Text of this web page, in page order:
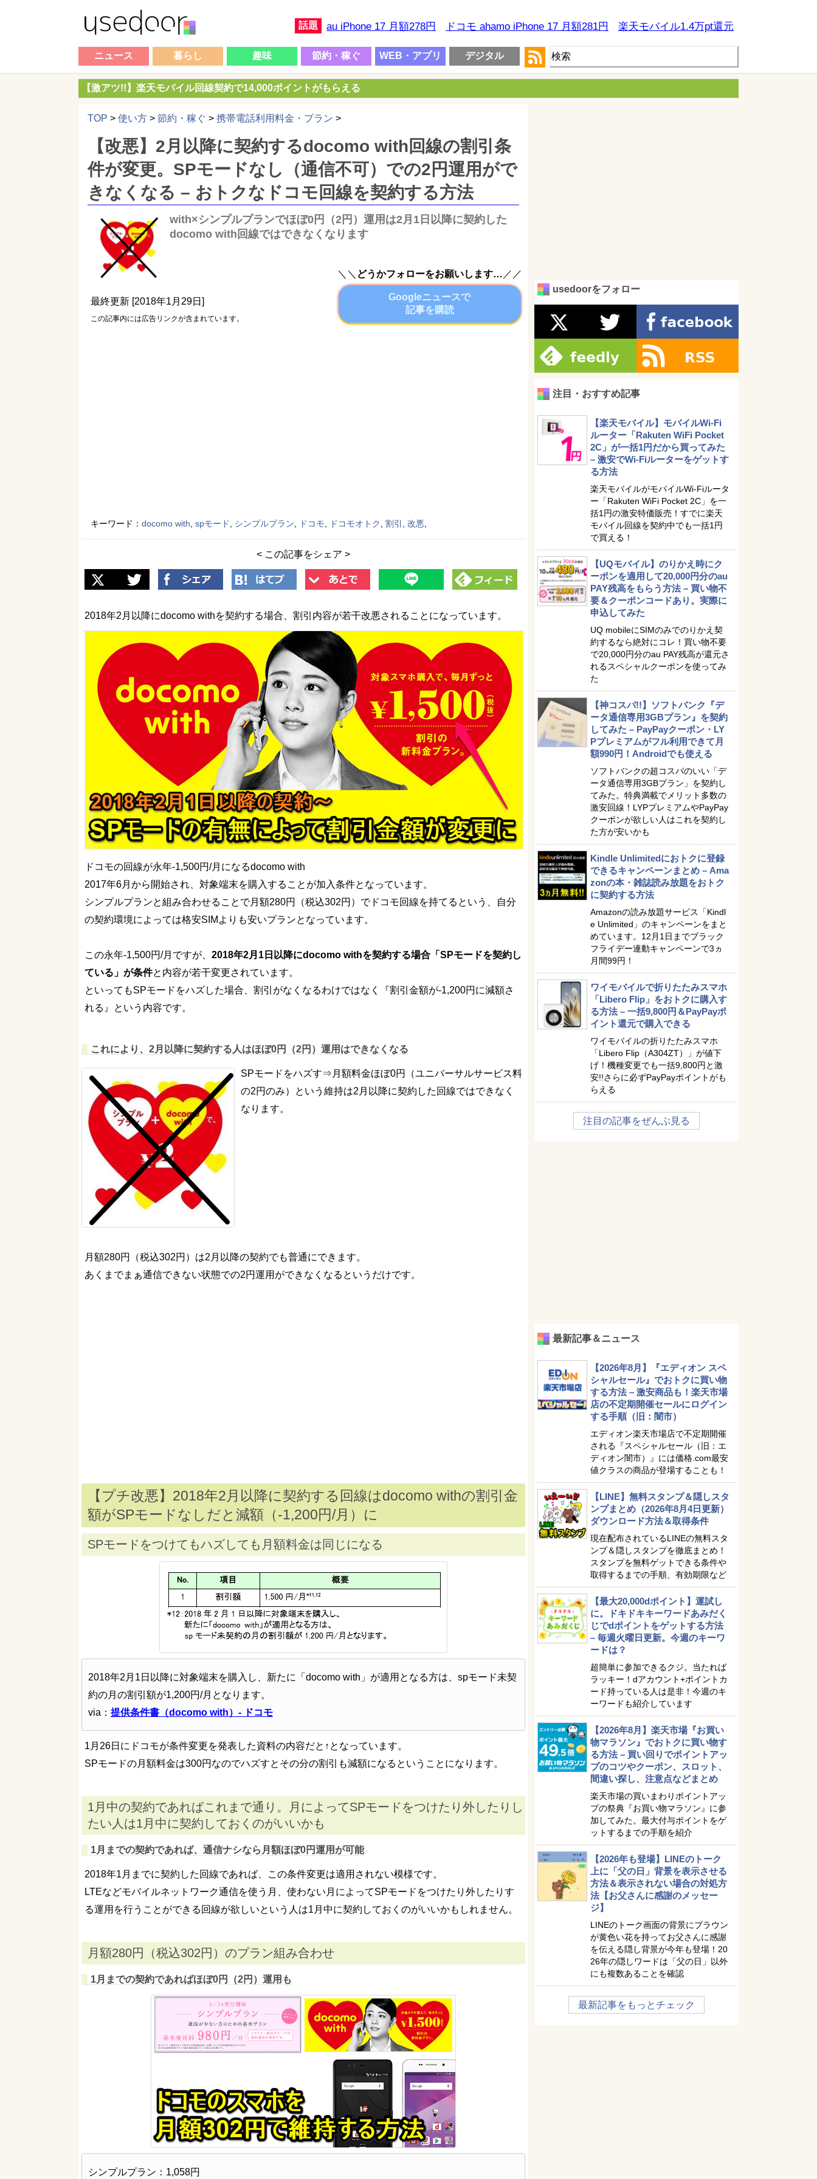
話題 au iPhone 17 月額278円 ドコモ ahamo iPhone 17 月額281円 楽天モバイル1.4万pt還元
ニュース 暮らし 趣味 節約・稼ぐ WEB・アプリ デジタル
【激アツ!!】楽天モバイル回線契約で14,000ポイントがもらえる
TOP > 使い方 > 節約・稼ぐ > 携帯電話利用料金・プラン >
【改悪】2月以降に契約するdocomo with回線の割引条
件が変更。SPモードなし（通信不可）での2円運用がで
きなくなる – おトクなドコモ回線を契約する方法
with×シンプルプランでほぼ0円（2円）運用は2月1日以降に契約した
docomo with回線ではできなくなります
最終更新 [2018年1月29日]
この記事内には広告リンクが含まれています。
＼＼ どうかフォローをお願いします… ／／
Googleニュースで
記事を購読
キーワード： docomo with spモード シンプルプラン ドコモ ドコモオトク 割引 改悪
< この記事をシェア >
2018年2月以降にdocomo withを契約する場合、割引内容が若干改悪されることになっています。
ドコモの回線が永年-1,500円/月になるdocomo with
2017年6月から開始され、対象端末を購入することが加入条件となっています。
シンプルプランと組み合わせることで月額280円（税込302円）でドコモ回線を持てるという、自分
の契約環境によっては格安SIMよりも安いプランとなっています。
この永年-1,500円/月ですが、 2018年2月1日以降にdocomo withを契約する場合「SPモードを契約し
ている」が条件と内容が若干変更されています。
といってもSPモードをハズした場合、割引がなくなるわけではなく『割引金額が-1,200円に減額さ
れる』という内容です。
これにより、2月以降に契約する人はほぼ0円（2円）運用はできなくなる
SPモードをハズす⇒月額料金ほぼ0円（ユニバーサルサービス料
の2円のみ）という維持は2月以降に契約した回線ではできなく
なります。
月額280円（税込302円）は2月以降の契約でも普通にできます。
あくまでまぁ通信できない状態での2円運用ができなくなるというだけです。
【プチ改悪】2018年2月以降に契約する回線はdocomo withの割引金
額がSPモードなしだと減額（-1,200円/月）に
SPモードをつけてもハズしても月額料金は同じになる
2018年2月1日以降に対象端末を購入し、新たに「docomo with」が適用となる方は、spモード未契
約の月の割引額が1,200円/月となります。
via： 提供条件書（docomo with）- ドコモ
1月26日にドコモが条件変更を発表した資料の内容だと↑となっています。
SPモードの月額料金は300円なのでハズすとその分の割引も減額になるということになります。
1月中の契約であればこれまで通り。月によってSPモードをつけたり外したりし
たい人は1月中に契約しておくのがいいかも
1月までの契約であれば、通信ナシなら月額ほぼ0円運用が可能
2018年1月までに契約した回線であれば、この条件変更は適用されない模様です。
LTEなどモバイルネットワーク通信を使う月、使わない月によってSPモードをつけたり外したりす
る運用を行うことができる回線が欲しいという人は1月中に契約しておくのがいいかもしれません。
月額280円（税込302円）のプラン組み合わせ
1月までの契約であればほぼ0円（2円）運用も
シンプルプラン：1,058円
usedoorをフォロー
注目・おすすめ記事
【楽天モバイル】モバイルWi-Fi
ルーター「Rakuten WiFi Pocket
2C」が一括1円だから買ってみた
– 激安でWi-Fiルーターをゲットす
る方法
楽天モバイルがモバイルWi-Fiルータ
ー「Rakuten WiFi Pocket 2C」を一
括1円の激安特価販売！すでに楽天
モバイル回線を契約中でも一括1円
で買える！
【UQモバイル】のりかえ時にク
ーポンを適用して20,000円分のau
PAY残高をもらう方法 – 買い物不
要＆クーポンコードあり。実際に
申込してみた
UQ mobileにSIMのみでのりかえ契
約するなら絶対にコレ！買い物不要
で20,000円分のau PAY残高が還元さ
れるスペシャルクーポンを使ってみ
た
【神コスパ!!】ソフトバンク『デ
ータ通信専用3GBプラン』を契約
してみた – PayPayクーポン・LY
Pプレミアムがフル利用できて月
額990円！Androidでも使える
ソフトバンクの超コスパのいい「デ
ータ通信専用3GBプラン」を契約し
てみた。特典満載でメリット多数の
激安回線！LYPプレミアムやPayPay
クーポンが欲しい人はこれを契約し
た方が安いかも
Kindle Unlimitedにおトクに登録
できるキャンペーンまとめ – Ama
zonの本・雑誌読み放題をおトク
に契約する方法
Amazonの読み放題サービス「Kindl
e Unlimited」のキャンペーンをまと
めています。12月1日までブラック
フライデー連動キャンペーンで3ヵ
月間99円！
ワイモバイルで折りたたみスマホ
「Libero Flip」をおトクに購入す
る方法 – 一括9,800円＆PayPayポ
イント還元で購入できる
ワイモバイルの折りたたみスマホ
「Libero Flip（A304ZT）」が値下
げ！機種変更でも一括9,800円と激
安!!さらに必ずPayPayポイントがも
らえる
注目の記事をぜんぶ見る
最新記事＆ニュース
【2026年8月】『エディオン スペ
シャルセール』でおトクに買い物
する方法 – 激安商品も！楽天市場
店の不定期開催セールにログイン
する手順（旧：闇市）
エディオン楽天市場店で不定期開催
される『スペシャルセール（旧：エ
ディオン闇市）』には価格.com最安
値クラスの商品が登場することも！
【LINE】無料スタンプ＆隠しスタ
ンプまとめ（2026年8月4日更新）
ダウンロード方法＆取得条件
現在配布されているLINEの無料スタ
ンプ＆隠しスタンプを徹底まとめ！
スタンプを無料ゲットできる条件や
取得するまでの手順、有効期限など
【最大20,000dポイント】運試し
に。ドキドキキーワードあみだく
じでdポイントをゲットする方法
– 毎週火曜日更新。今週のキーワ
ードは？
超簡単に参加できるクジ。当たれば
ラッキー！dアカウント+ポイントカ
ード持っている人は是非！今週のキ
ーワードも紹介しています
【2026年8月】楽天市場『お買い
物マラソン』でおトクに買い物す
る方法 – 買い回りでポイントアッ
プのコツやクーポン、スロット、
間違い探し、注意点などまとめ
楽天市場の買いまわりポイントアッ
プの祭典『お買い物マラソン』に参
加してみた。最大付与ポイントをゲ
ットするまでの手順を紹介
【2026年も登場】LINEのトーク
上に「父の日」背景を表示させる
方法＆表示されない場合の対処方
法【お父さんに感謝のメッセー
ジ】
LINEのトーク画面の背景にブラウン
が黄色い花を持ってお父さんに感謝
を伝える隠し背景が今年も登場！20
26年の隠しワードは「父の日」以外
にも複数あることを確認
最新記事をもっとチェック